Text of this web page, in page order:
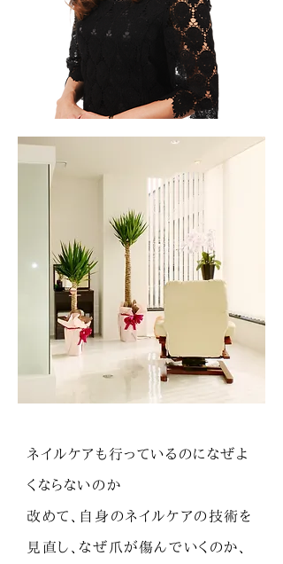
ネイルケアも行っているのになぜよ
くならないのか
改めて、自身のネイルケアの技術を
見直し、なぜ爪が傷んでいくのか、